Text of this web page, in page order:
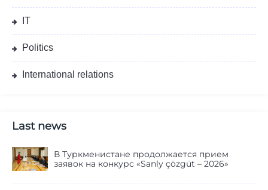
IT
Politics
International relations
Last news
В Туркменистане продолжается прием
заявок на конкурс «Sanly çözgüt – 2026»